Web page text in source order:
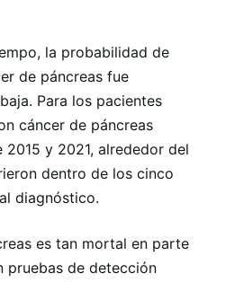
la probabilidad de
de páncreas fue
Para los pacientes
cáncer de páncreas
2015 y 2021, alrededor del
dentro de los cinco
diagnóstico.
es tan mortal en parte
pruebas de detección